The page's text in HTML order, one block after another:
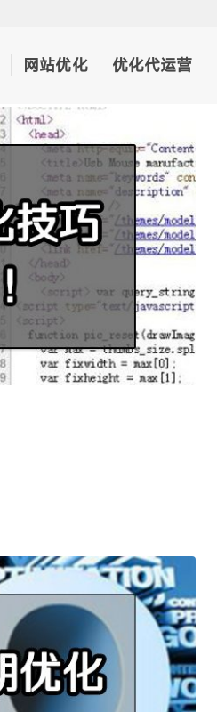
网站优化 优化代运营